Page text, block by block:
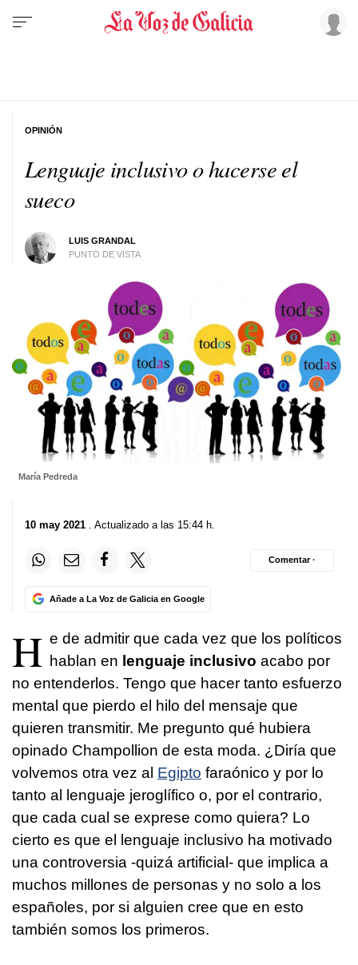
Lenguaje inclusivo o hacerse el
sueco
LUIS GRANDAL
PUNTO DE VISTA
OPINIÓN
María Pedreda
10 may 2021 . Actualizado a las 15:44 h.
Añade a La Voz de Galicia en Google
Comentar ·
H e de admitir que cada vez que los políticos
hablan en lenguaje inclusivo acabo por
no entenderlos. Tengo que hacer tanto esfuerzo
mental que pierdo el hilo del mensaje que
quieren transmitir. Me pregunto qué hubiera
opinado Champollion de esta moda. ¿Diría que
volvemos otra vez al Egipto faraónico y por lo
tanto al lenguaje jeroglífico o, por el contrario,
que cada cual se exprese como quiera? Lo
cierto es que el lenguaje inclusivo ha motivado
una controversia -quizá artificial- que implica a
muchos millones de personas y no solo a los
españoles, por si alguien cree que en esto
también somos los primeros.